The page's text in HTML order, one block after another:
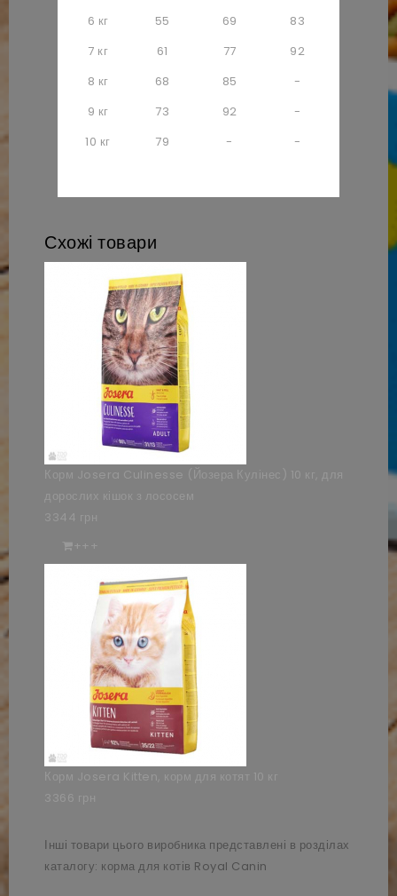
6 кг
55 69
83
7 кг
61 77
92
8 кг
68 85
-
9 кг
73 92
-
10 кг
79 - -
Схожі товари
Корм Josera Culinesse (Йозера Кулінес) 10 кг, для
дорослих кішок з лососем
3344 грн
+++
Корм Josera Kitten, корм для котят 10 кг
3366 грн
Інші товари цього виробника представлені в розділах
каталогу: корма для котів Royal Canin